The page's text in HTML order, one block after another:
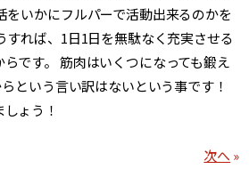
をいかにフルパーで活動出来るのかを
すれば、1日1日を無駄なく充実させる
です。 筋肉はいくつになっても鍛え
という言い訳はないという事です！
ょう！
次へ »